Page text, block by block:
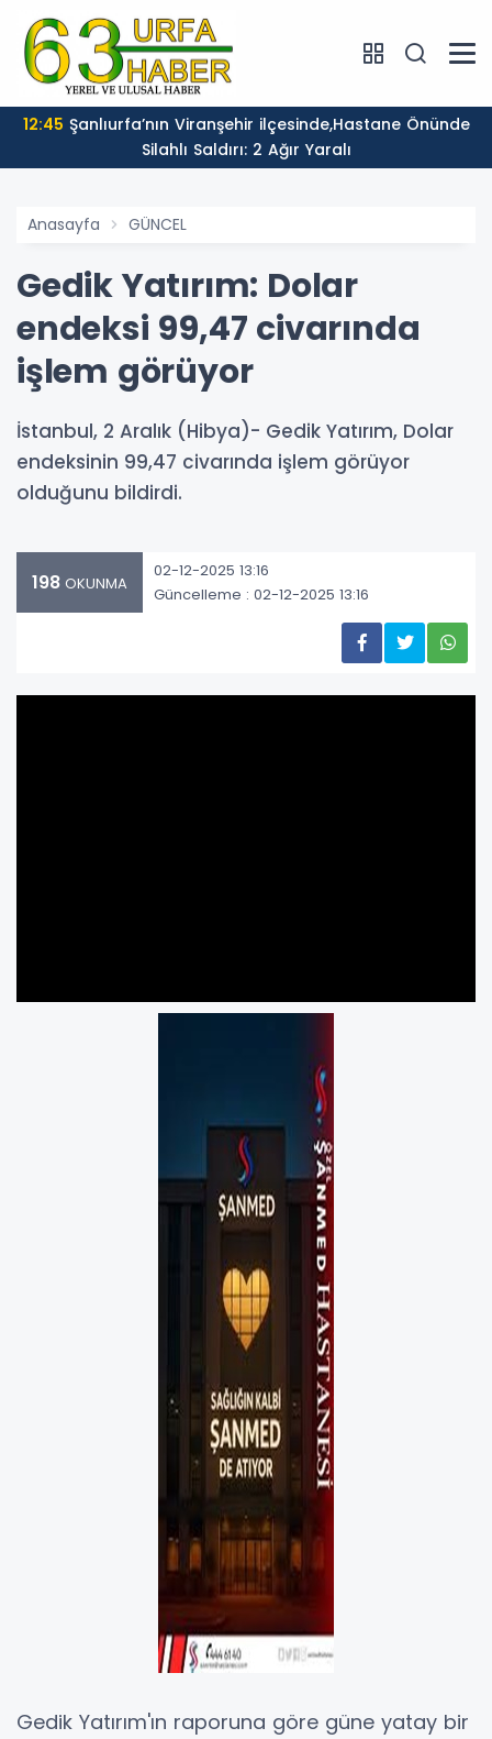
12:45
Silahlı Saldırı: 2 Ağır Yaralı
Anasayfa GÜNCEL
Gedik Yatırım: Dolar
endeksi 99,47 civarında
işlem görüyor
İstanbul, 2 Aralık (Hibya)- Gedik Yatırım, Dolar
endeksinin 99,47 civarında işlem görüyor
olduğunu bildirdi.
198 OKUNMA
02-12-2025 13:16
Güncelleme : 02-12-2025 13:16
Gedik Yatırım'ın raporuna göre güne yatay bir